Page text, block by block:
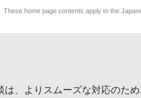
home page contents apply to the
、よりスムーズな対応のため